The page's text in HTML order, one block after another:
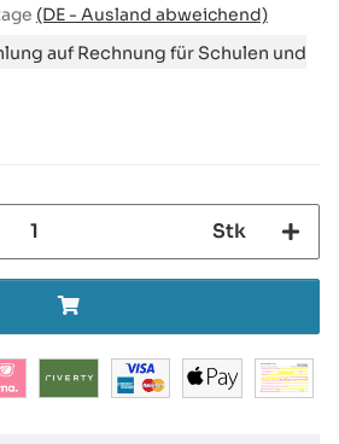
(DE - Ausland abweichend)
auf Rechnung für Schulen und
Stk